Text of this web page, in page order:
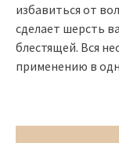
избавиться от
сделает шерсть
блестящей. Вся
применению в